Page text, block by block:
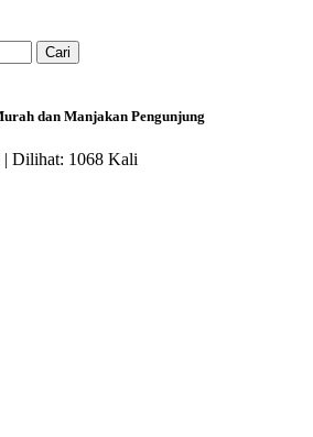
Cari
dan Manjakan Pengunjung
Dilihat: 1068 Kali